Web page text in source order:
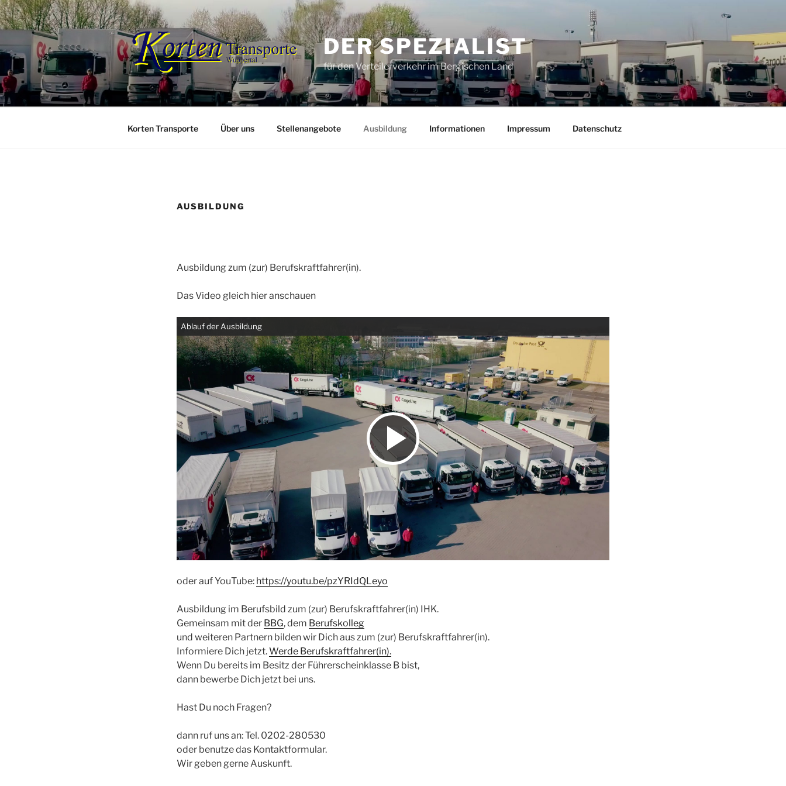
Zum
Inhalt
springen
DER SPEZIALIST
für den Verteilerverkehr im Bergischen Land
Korten Transporte Über uns Stellenangebote Ausbildung Informationen Impressum Datenschutz
AUSBILDUNG
Ausbildung zum (zur) Berufskraftfahrer(in).
Das Video gleich hier anschauen
Ablauf der Ausbildung
V
i
d
oder auf YouTube: https://youtu.be/pzYRIdQLeyo
Ausbildung im Berufsbild zum (zur) Berufskraftfahrer(in) IHK.
Gemeinsam mit der BBG, dem Berufskolleg
und weiteren Partnern bilden wir Dich aus zum (zur) Berufskraftfahrer(in).
Informiere Dich jetzt.Werde Berufskraftfahrer(in).
Wenn Du bereits im Besitz der Führerscheinklasse B bist,
dann bewerbe Dich jetzt bei uns.
Hast Du noch Fragen?
dann ruf uns an: Tel. 0202-280530
oder benutze das Kontaktformular.
Wir geben gerne Auskunft.